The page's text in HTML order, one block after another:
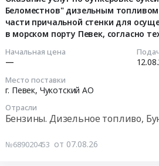
Беломестнов" дизельным
части причальной стенки для
в морском порту Певек, согласно
Начальная цена
—
Место поставки
г. Певек, Чукотский АО
Отрасли
Бензины. Дизельное топливо,
№689020453 от 07.08.26